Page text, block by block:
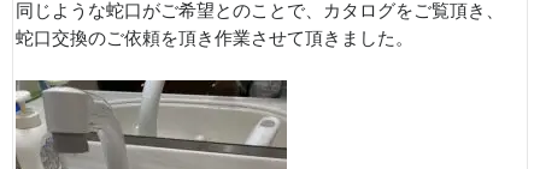
同じような蛇口がご希望とのことで、カタログをご覧頂き、
蛇口交換のご依頼を頂き作業させて頂きました。